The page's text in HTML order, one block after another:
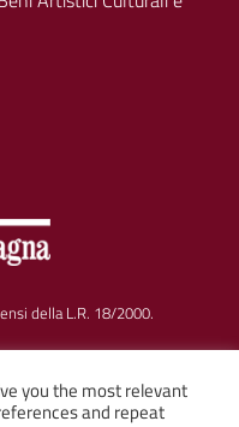
della L.R. 18/2000.
| Contatti |
you the most relevant
and repeat